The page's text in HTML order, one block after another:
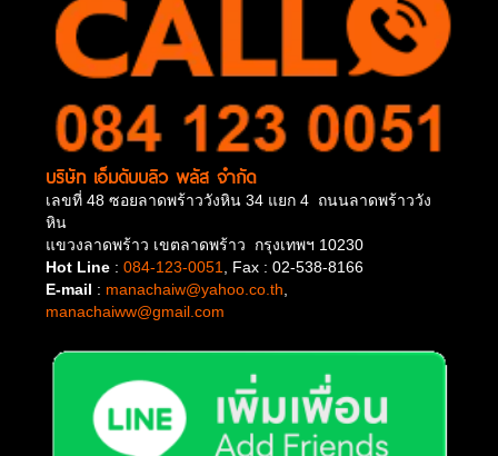
บริษัท เอ็มดับบลิว พลัส จำกัด
เลขที่ 48 ซอยลาดพร้าววังหิน 34 แยก 4 ถนนลาดพร้าววัง
หิน
แขวงลาดพร้าว เขตลาดพร้าว กรุงเทพฯ 10230
Hot Line : 084-123-0051, Fax : 02-538-8166
E-mail : manachaiw@yahoo.co.th,
manachaiww@gmail.com